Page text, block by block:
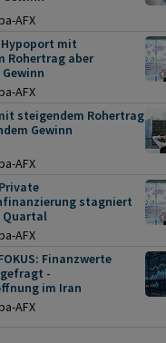
AFX
Hypoport mit
Rohertrag aber
AFX
steigendem Rohertrag
Gewinn
AFX
stagniert
Quartal
AFX
Finanzwerte
-
im Iran
AFX